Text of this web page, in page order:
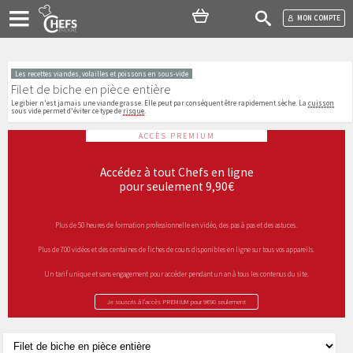
MON COMPTE
Les recettes viandes, volailles et poissons en sous-vide
Filet de biche en pièce entière
Le gibier n'est jamais une viande grasse. Elle peut par conséquent être rapidement sèche. Lacuisson
sous vide permet d'éviter ce type de risque
ACCÈS PREMIUM
Accédez à tout Chefs en ligne
pour seulement 9,90€
Plus de 50 heures de formation professionnelle en vidéo, des pas à pas et des astuces.
Plus de 700 vidéos et des centaines de fiches de cours disponibles en ligne sur tous vos appareils.
Un tarif unique et sans engagement pour accéder pendant un an à tous les contenus du site.
Je souscris à l’accès PREMIUM pour 9€90 seulement